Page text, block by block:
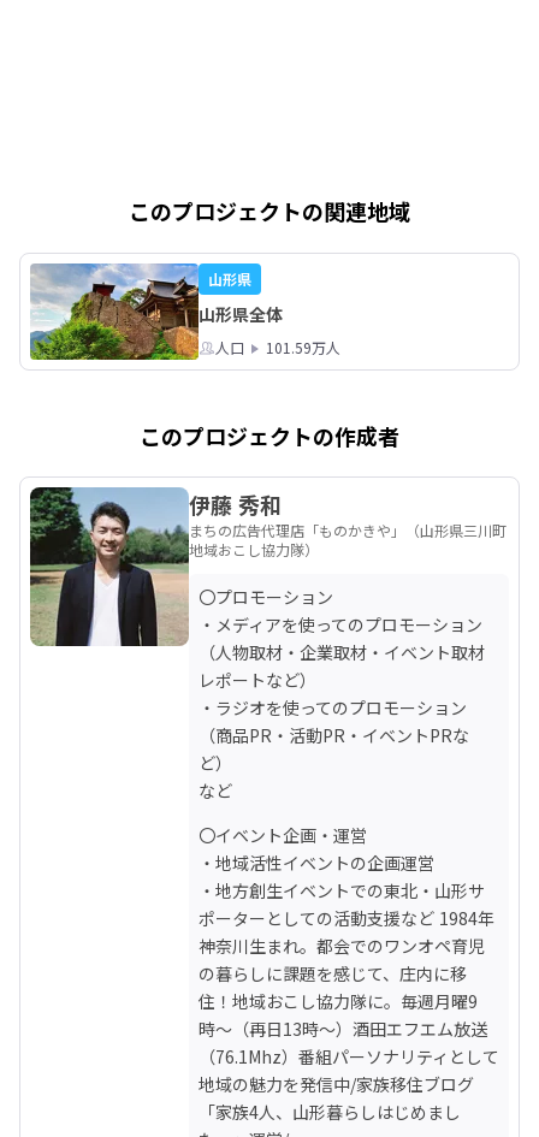
このプロジェクトの関連地域
山形県
山形県全体
人口 101.59万人
このプロジェクトの作成者
伊藤 秀和
まちの広告代理店「ものかきや」（山形県三川町
地域おこし協力隊）
〇プロモーション
・メディアを使ってのプロモーション
（人物取材・企業取材・イベント取材
レポートなど）
・ラジオを使ってのプロモーション
（商品PR・活動PR・イベントPRな
ど）
など
〇イベント企画・運営
・地域活性イベントの企画運営
・地方創生イベントでの東北・山形サ
ポーターとしての活動支援など 1984年
神奈川生まれ。都会でのワンオペ育児
の暮らしに課題を感じて、庄内に移
住！地域おこし協力隊に。毎週月曜9
時〜（再日13時〜）酒田エフエム放送
（76.1Mhz）番組パーソナリティとして
地域の魅力を発信中/家族移住ブログ
「家族4人、山形暮らしはじめまし